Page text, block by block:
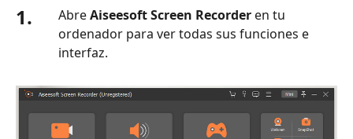
1. AbreAiseesoft Screen Recorder en tu
ordenador para ver todas sus funciones e
interfaz.